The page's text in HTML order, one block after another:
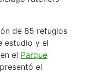
de 85 refugios
estudio y el
en el Parque
el